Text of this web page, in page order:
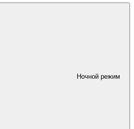
Ночной режим